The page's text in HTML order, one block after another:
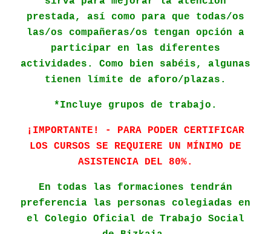
prestada, así como para que todas/os
las/os compañeras/os tengan opción a
participar en las diferentes
actividades. Como bien sabéis, algunas
tienen límite de aforo/plazas.
*Incluye grupos de trabajo.
¡IMPORTANTE! - PARA PODER CERTIFICAR
LOS CURSOS SE REQUIERE UN MÍNIMO DE
ASISTENCIA DEL 80%.
En todas las formaciones tendrán
preferencia las personas colegiadas en
el Colegio Oficial de Trabajo Social